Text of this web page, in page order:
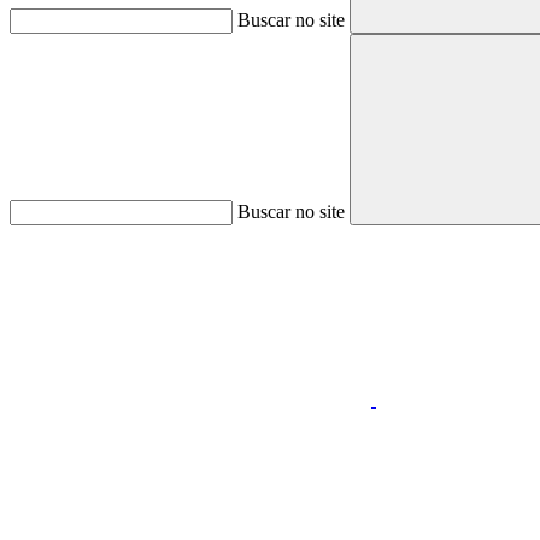
Buscar no site
Buscar no site